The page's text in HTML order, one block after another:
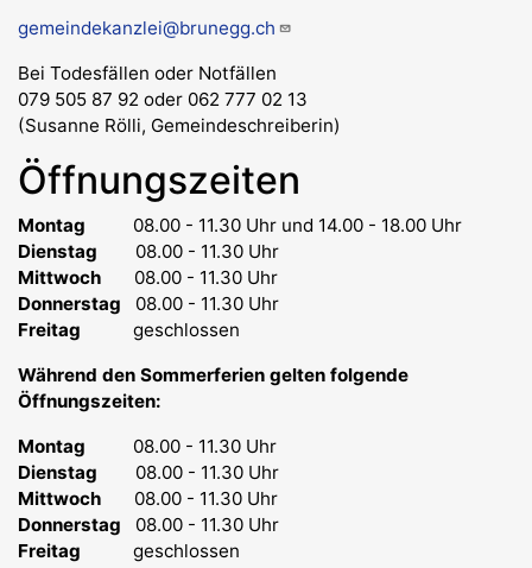
gemeindekanzlei@brunegg.ch
Bei Todesfällen oder Notfällen
079 505 87 92 oder 062 777 02 13
(Susanne Rölli, Gemeindeschreiberin)
Öffnungszeiten
Montag 08.00 - 11.30 Uhr und 14.00 - 18.00 Uhr
Dienstag 08.00 - 11.30 Uhr
Mittwoch 08.00 - 11.30 Uhr
Donnerstag 08.00 - 11.30 Uhr
Freitag geschlossen
Während den Sommerferien gelten folgende
Öffnungszeiten:
Montag 08.00 - 11.30 Uhr
Dienstag 08.00 - 11.30 Uhr
Mittwoch 08.00 - 11.30 Uhr
Donnerstag 08.00 - 11.30 Uhr
Freitag geschlossen